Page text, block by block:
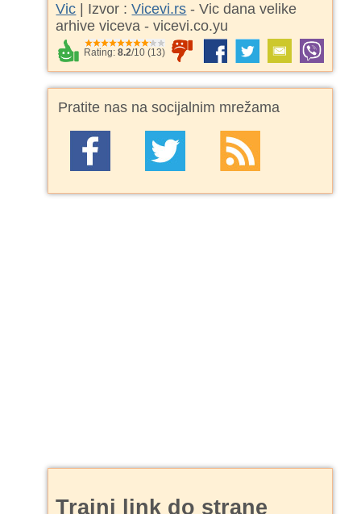
Vic | Izvor :Vicevi.rs - Vic dana velike
arhive viceva - vicevi.co.yu
Rating:8.2/10 (13)
Pratite nas na socijalnim mrežama
Trajni link do strane